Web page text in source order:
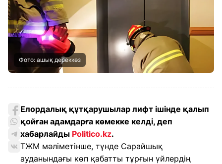
Фото: ашық дереккөз
Елордалық құтқарушылар лифт ішінде қалып
қойған адамдарға көмекке келді, деп
хабарлайды Politico.kz.
ТЖМ мәліметінше, түнде Сарайшық
ауданындағы көп қабатты тұрғын үйлердің